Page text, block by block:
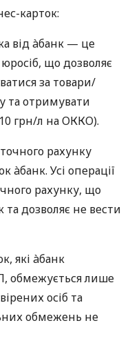
карток:
від àбанк — це
що дозволяє
за товари/
та отримувати
грн/л на ОККО).
рахунку
àбанк. Усі операції
рахунку, що
та дозволяє не вести
які àбанк
обмежується лише
осіб та
обмежень не